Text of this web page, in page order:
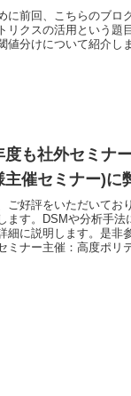
に前回、こちらのブロ
リクスの活用という題
値分けについて紹介し
度も社外セミナ
主催セミナー)に
ご好評をいただいてお
ます。DSMや分析手
細に説明します。是非
ミナー主催：高度ポリ